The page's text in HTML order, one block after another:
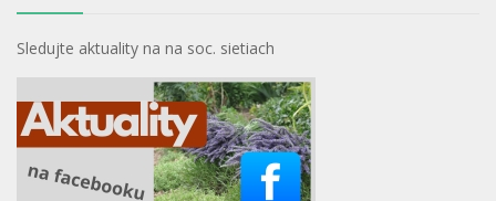
Sledujte aktuality na na soc. sietiach